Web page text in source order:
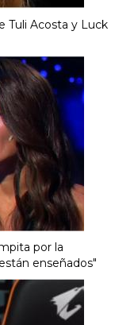
Tuli Acosta y Luck
por la
enseñados"